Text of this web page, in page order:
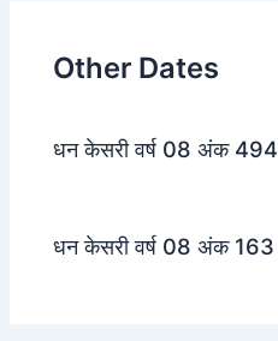
Other Dates
धन केसरी वर्ष 08 अंक 494
धन केसरी वर्ष 08 अंक 163